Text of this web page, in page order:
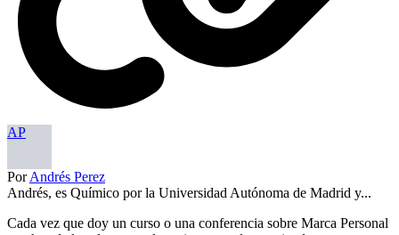
AP
PorAndrés Perez
Andrés, es Químico por la Universidad Autónoma de Madrid y...
Cada vez que doy un curso o una conferencia sobre Marca Personal